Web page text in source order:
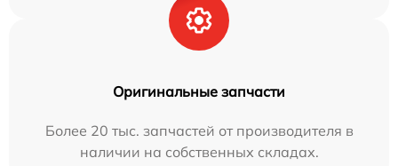
Оригинальные запчасти
Более 20 тыс. запчастей от производителя в
наличии на собственных складах.